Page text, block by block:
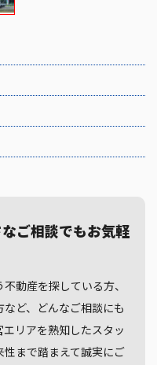
ご相談でもお気軽
動産を探している方、
ど、どんなご相談にも
リアを熟知したスタッ
まで踏まえて誠実にご